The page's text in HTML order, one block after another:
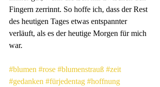
Fingern zerrinnt. So hoffe ich, dass der Rest
des heutigen Tages etwas entspannter
verläuft, als es der heutige Morgen für mich
war.
#blumen #rose #blumenstrauß #zeit
#gedanken #fürjedentag #hoffnung